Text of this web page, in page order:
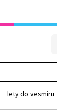
lety do vesmíru